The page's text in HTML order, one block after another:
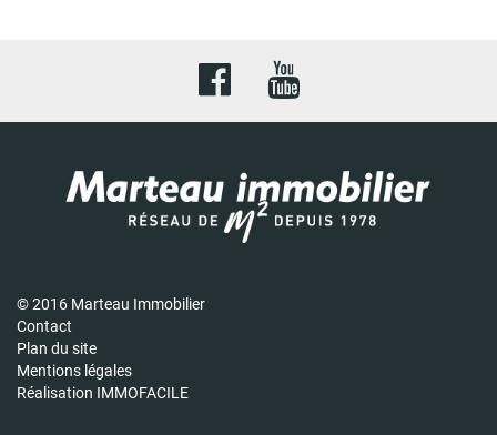
© 2016 Marteau Immobilier
Contact
Plan du site
Mentions légales
Réalisation IMMOFACILE